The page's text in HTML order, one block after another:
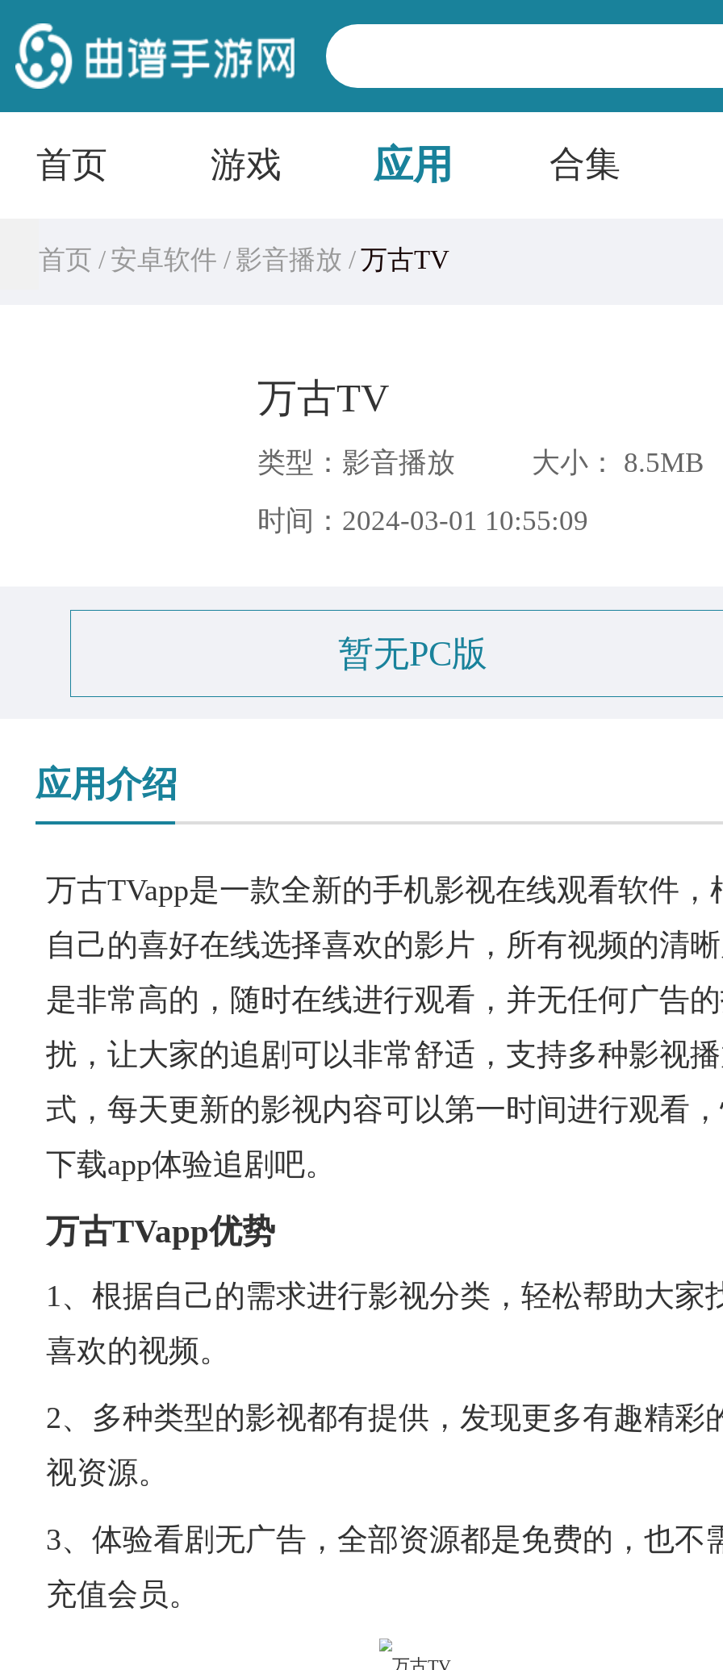
首页 游戏 应用 合集
首页 / 安卓软件 / 影音播放 /万古TV
万古TV
类型：影音播放
大小： 8.5MB
时间：2024-03-01 10:55:09
暂无PC版
应用介绍
万古TVapp是一款全新的手机影视在线观看软件，
自己的喜好在线选择喜欢的影片，所有视频的清
是非常高的，随时在线进行观看，并无任何广告
扰，让大家的追剧可以非常舒适，支持多种影视
式，每天更新的影视内容可以第一时间进行观看
下载app体验追剧吧。
万古TVapp优势
1、根据自己的需求进行影视分类，轻松帮助大家
喜欢的视频。
2、多种类型的影视都有提供，发现更多有趣精彩
视资源。
3、体验看剧无广告，全部资源都是免费的，也不
充值会员。